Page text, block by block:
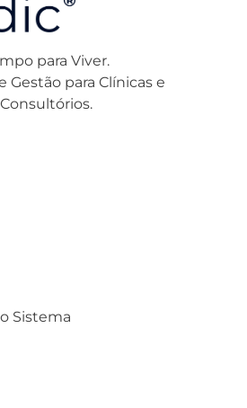
para Viver.
Gestão para Clínicas e
Consultórios.
Sistema